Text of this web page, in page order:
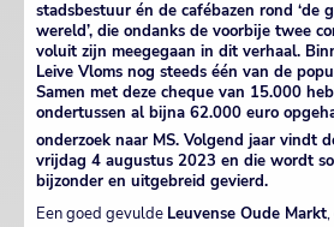
stadsbestuur én de cafébazen rond ‘de
wereld’, die ondanks de voorbije twee
voluit zijn meegegaan in dit verhaal.
Leive Vloms nog steeds één van de
Samen met deze cheque van 15.000
ondertussen al bijna 62.000 euro
onderzoek naar MS. Volgend jaar vindt
vrijdag 4 augustus 2023 en die wordt
bijzonder en uitgebreid gevierd.
Een goed gevulde Leuvense Oude Markt